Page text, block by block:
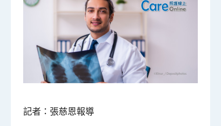
記者：張慈恩報導